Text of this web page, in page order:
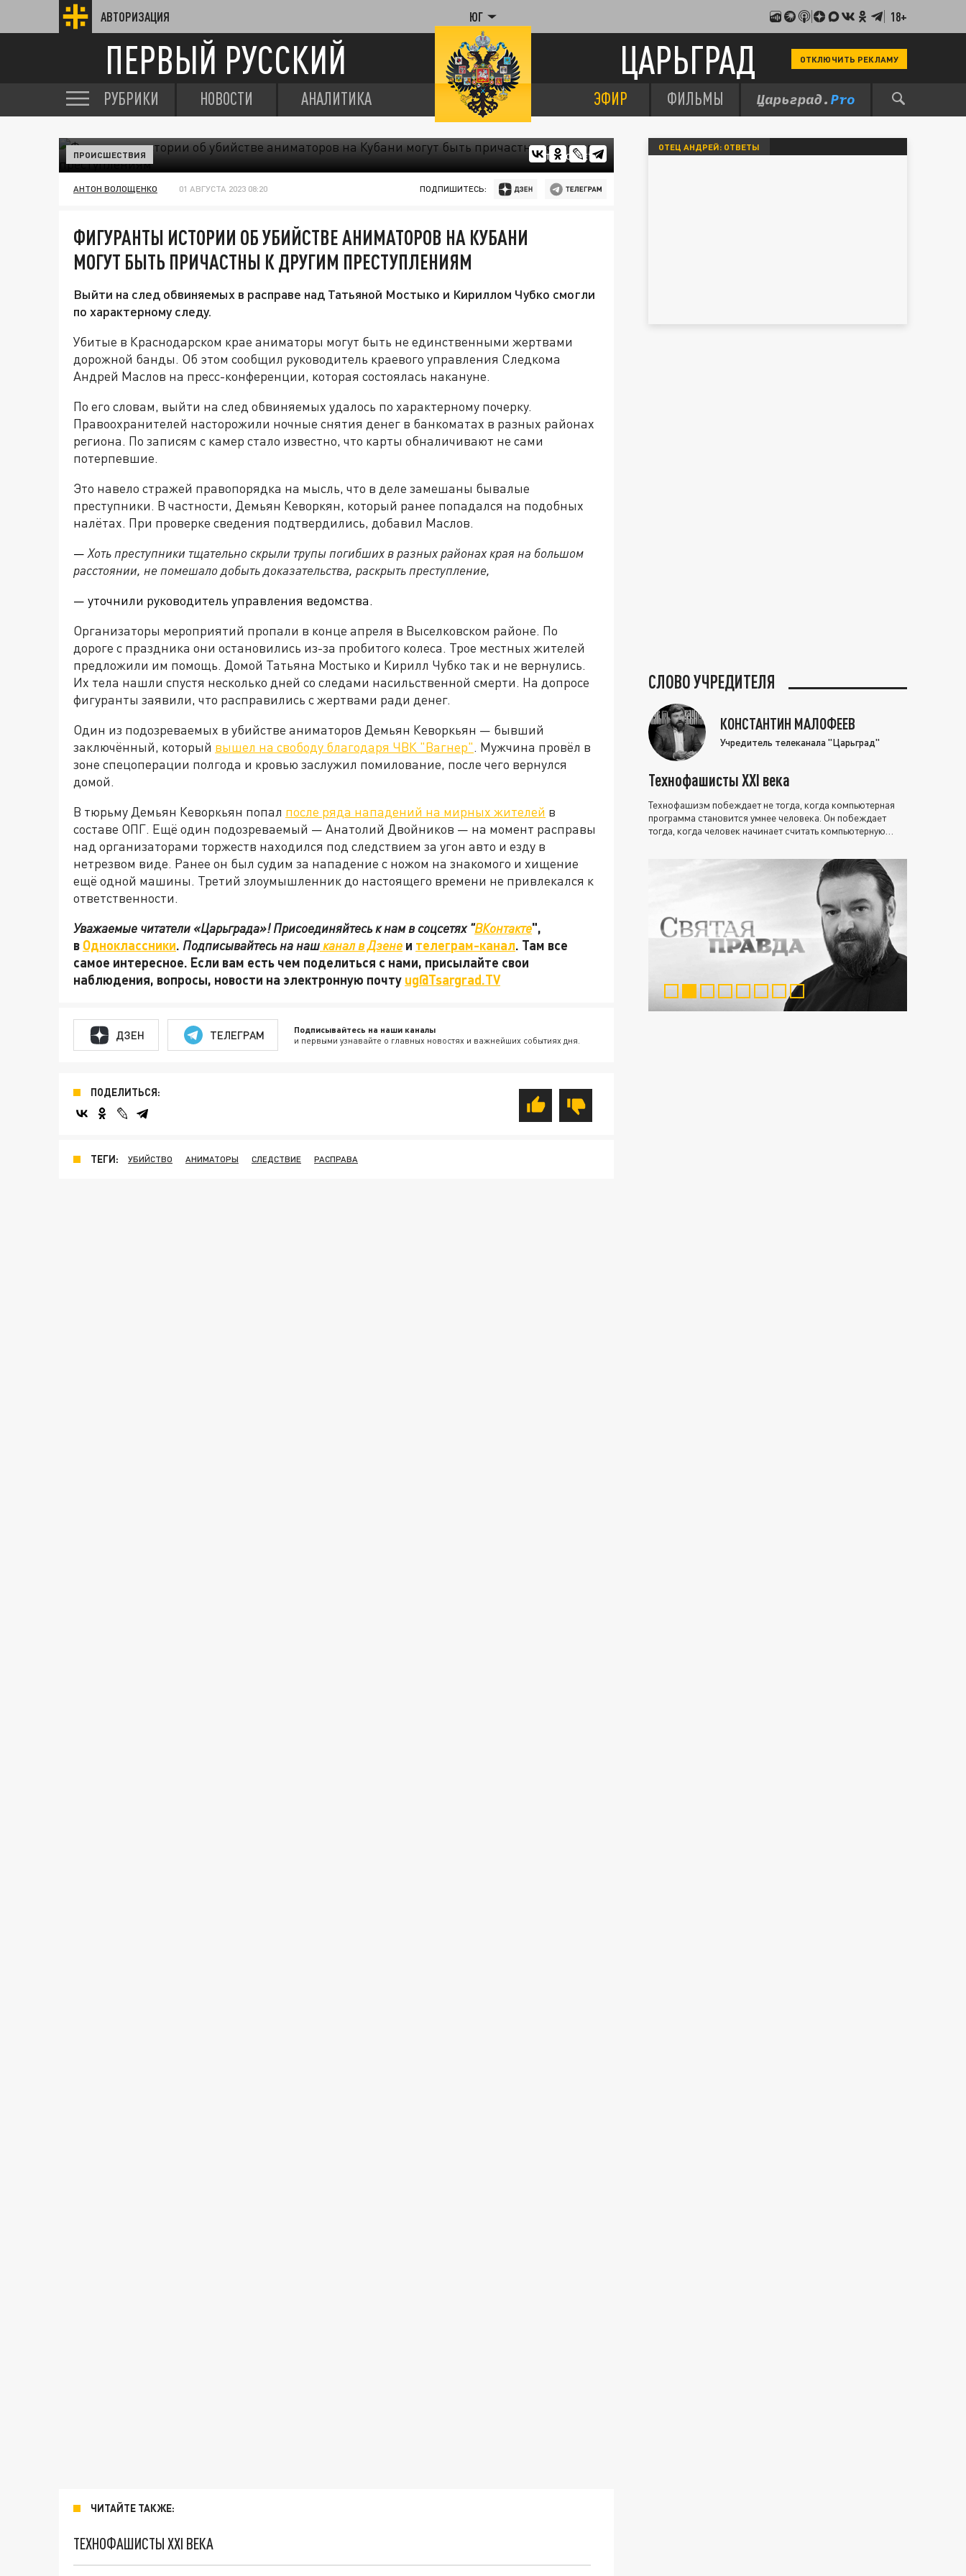
АВТОРИЗАЦИЯ ЮГ 18+
ПЕРВЫЙ РУССКИЙ ЦАРЬГРАД ОТКЛЮЧИТЬ РЕКЛАМУ
РУБРИКИ НОВОСТИ АНАЛИТИКА ЭФИР ФИЛЬМЫ
ФОТО: СОЦСЕТИ
ПРОИСШЕСТВИЯ
АНТОН ВОЛОЩЕНКО 01 АВГУСТА 2023 08:20 ПОДПИШИТЕСЬ:
ФИГУРАНТЫ ИСТОРИИ ОБ УБИЙСТВЕ АНИМАТОРОВ НА КУБАНИ
МОГУТ БЫТЬ ПРИЧАСТНЫ К ДРУГИМ ПРЕСТУПЛЕНИЯМ
Выйти на след обвиняемых в расправе над Татьяной Мостыко и Кириллом Чубко смогли
по характерному следу.
Убитые в Краснодарском крае аниматоры могут быть не единственными жертвами
дорожной банды. Об этом сообщил руководитель краевого управления Следкома
Андрей Маслов на пресс-конференции, которая состоялась накануне.
По его словам, выйти на след обвиняемых удалось по характерному почерку.
Правоохранителей насторожили ночные снятия денег в банкоматах в разных районах
региона. По записям с камер стало известно, что карты обналичивают не сами
потерпевшие.
Это навело стражей правопорядка на мысль, что в деле замешаны бывалые
преступники. В частности, Демьян Кеворкян, который ранее попадался на подобных
налётах. При проверке сведения подтвердились, добавил Маслов.
— Хоть преступники тщательно скрыли трупы погибших в разных районах края на большом
расстоянии, не помешало добыть доказательства, раскрыть преступление,
— уточнили руководитель управления ведомства.
Организаторы мероприятий пропали в конце апреля в Выселковском районе. По
дороге с праздника они остановились из-за пробитого колеса. Трое местных жителей
предложили им помощь. Домой Татьяна Мостыко и Кирилл Чубко так и не вернулись.
Их тела нашли спустя несколько дней со следами насильственной смерти. На допросе
фигуранты заявили, что расправились с жертвами ради денег.
Один из подозреваемых в убийстве аниматоров Демьян Кеворкьян — бывший
заключённый, который вышел на свободу благодаря ЧВК "Вагнер". Мужчина провёл в
зоне спецоперации полгода и кровью заслужил помилование, после чего вернулся
домой.
В тюрьму Демьян Кеворкьян попал после ряда нападений на мирных жителей в
составе ОПГ. Ещё один подозреваемый — Анатолий Двойников — на момент расправы
над организаторами торжеств находился под следствием за угон авто и езду в
нетрезвом виде. Ранее он был судим за нападение с ножом на знакомого и хищение
ещё одной машины. Третий злоумышленник до настоящего времени не привлекался к
ответственности.
Уважаемые читатели «Царьграда»! Присоединяйтесь к нам в соцсетях "ВКонтакте",
в Одноклассники. Подписывайтесь на нашканал в Дзене и телеграм-канал. Там все
самое интересное. Если вам есть чем поделиться с нами, присылайте свои
наблюдения, вопросы, новости на электронную почту ug@Tsargrad.TV
ДЗЕН ТЕЛЕГРАМ Подписывайтесь на наши каналы
и первыми узнавайте о главных новостях и важнейших событиях дня.
ПОДЕЛИТЬСЯ:
ТЕГИ: УБИЙСТВО АНИМАТОРЫ СЛЕДСТВИЕ РАСПРАВА
ЧИТАЙТЕ ТАКЖЕ:
ТЕХНОФАШИСТЫ XXI ВЕКА
ОТЕЦ АНДРЕЙ: ОТВЕТЫ
СЛОВО УЧРЕДИТЕЛЯ
КОНСТАНТИН МАЛОФЕЕВ
Учредитель телеканала "Царьград"
Технофашисты XXI века
Технофашизм побеждает не тогда, когда компьютерная
программа становится умнее человека. Он побеждает
тогда, когда человек начинает считать компьютерную